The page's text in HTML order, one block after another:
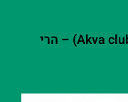
פארק מים קוטבאטה (Akva club Kotvata) – הרי